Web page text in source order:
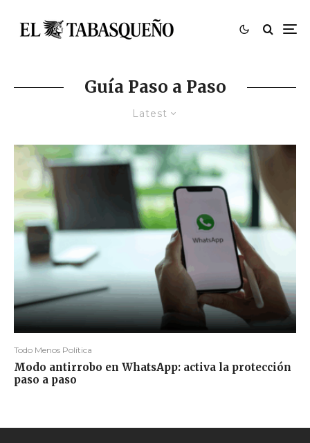
Guía Paso a Paso
Latest
Todo Menos Política
Modo antirrobo en WhatsApp: activa la protección
paso a paso